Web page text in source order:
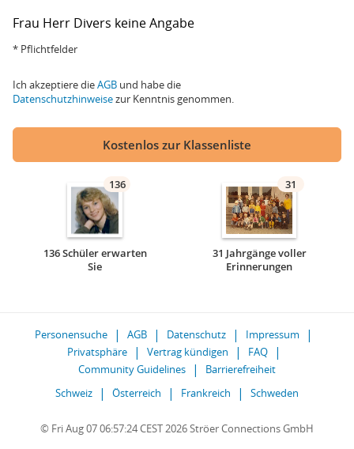
Frau Herr Divers keine Angabe
* Pflichtfelder
Ich akzeptiere dieAGB und habe die
Datenschutzhinweisezur Kenntnis genommen.
Kostenlos zur Klassenliste
136
136 Schüler erwarten
Sie
31
31 Jahrgänge voller
Erinnerungen
Personensuche AGB Datenschutz
Impressum
Privatsphäre
Vertrag kündigen
FAQ
Community Guidelines
Barrierefreiheit
Schweiz
Österreich Frankreich Schweden
© Fri Aug 07 06:57:24 CEST 2026 Ströer Connections GmbH